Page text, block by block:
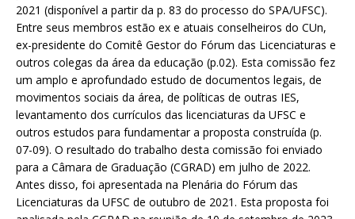
2021 (disponível a partir da p. 83 do processo do SPA/UFSC).
Entre seus membros estão ex e atuais conselheiros do CUn,
ex-presidente do Comitê Gestor do Fórum das Licenciaturas e
outros colegas da área da educação (p.02). Esta comissão fez
um amplo e aprofundado estudo de documentos legais, de
movimentos sociais da área, de políticas de outras IES,
levantamento dos currículos das licenciaturas da UFSC e
outros estudos para fundamentar a proposta construída (p.
07-09). O resultado do trabalho desta comissão foi enviado
para a Câmara de Graduação (CGRAD) em julho de 2022.
Antes disso, foi apresentada na Plenária do Fórum das
Licenciaturas da UFSC de outubro de 2021. Esta proposta foi